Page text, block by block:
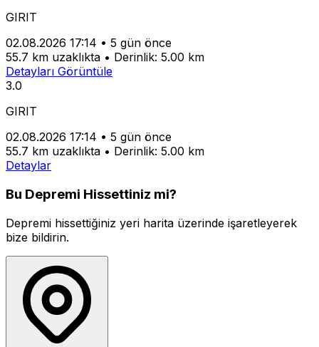
GIRIT
02.08.2026 17:14 • 5 gün önce
55.7 km uzaklıkta • Derinlik: 5.00 km
Detayları Görüntüle
3.0
GIRIT
02.08.2026 17:14 • 5 gün önce
55.7 km uzaklıkta • Derinlik: 5.00 km
Detaylar
Bu Depremi Hissettiniz mi?
Depremi hissettiğiniz yeri harita üzerinde işaretleyerek
bize bildirin.